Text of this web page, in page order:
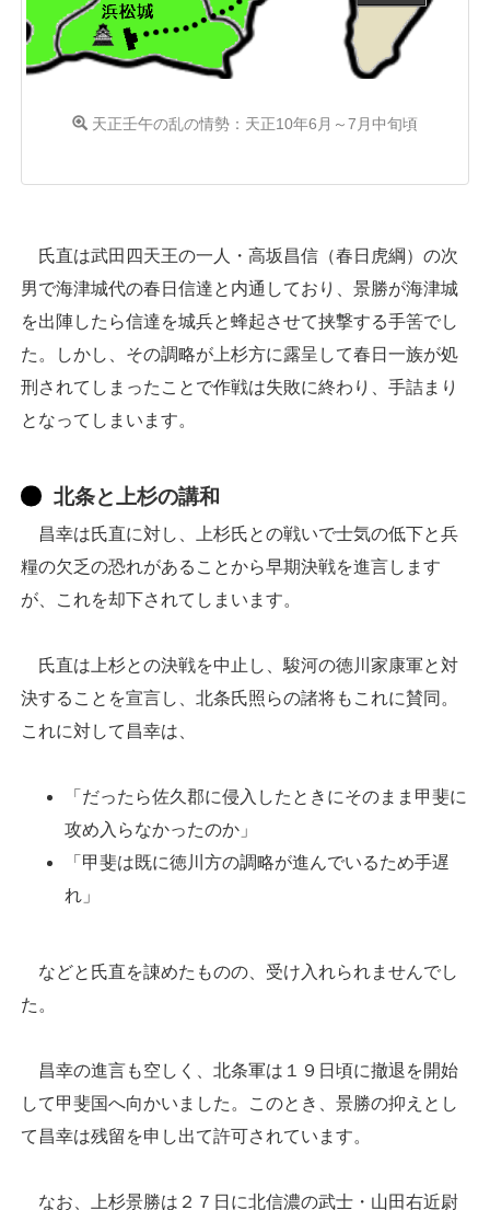
天正壬午の乱の情勢：天正10年6月～7月中旬頃
氏直は武田四天王の一人・高坂昌信（春日虎綱）の次
男で海津城代の春日信達と内通しており、景勝が海津城
を出陣したら信達を城兵と蜂起させて挟撃する手筈でし
た。しかし、その調略が上杉方に露呈して春日一族が処
刑されてしまったことで作戦は失敗に終わり、手詰まり
となってしまいます。
北条と上杉の講和
昌幸は氏直に対し、上杉氏との戦いで士気の低下と兵
糧の欠乏の恐れがあることから早期決戦を進言します
が、これを却下されてしまいます。
氏直は上杉との決戦を中止し、駿河の徳川家康軍と対
決することを宣言し、北条氏照らの諸将もこれに賛同。
これに対して昌幸は、
「だったら佐久郡に侵入したときにそのまま甲斐に
攻め入らなかったのか」
「甲斐は既に徳川方の調略が進んでいるため手遅
れ」
などと氏直を諌めたものの、受け入れられませんでし
た。
昌幸の進言も空しく、北条軍は１９日頃に撤退を開始
して甲斐国へ向かいました。このとき、景勝の抑えとし
て昌幸は残留を申し出て許可されています。
なお、上杉景勝は２７日に北信濃の武士・山田右近尉